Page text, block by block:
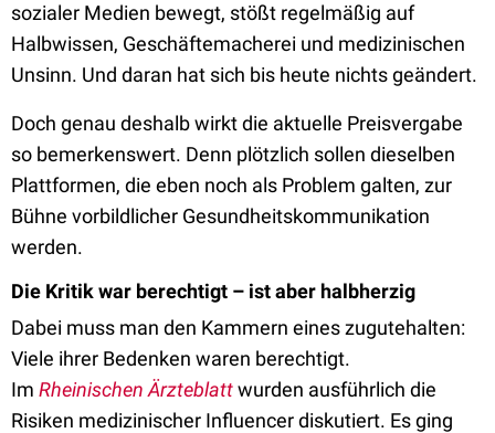
sozialer Medien bewegt, stößt regelmäßig auf
Halbwissen, Geschäftemacherei und medizinischen
Unsinn. Und daran hat sich bis heute nichts geändert.
Doch genau deshalb wirkt die aktuelle Preisvergabe
so bemerkenswert. Denn plötzlich sollen dieselben
Plattformen, die eben noch als Problem galten, zur
Bühne vorbildlicher Gesundheitskommunikation
werden.
Die Kritik war berechtigt – ist aber halbherzig
Dabei muss man den Kammern eines zugutehalten:
Viele ihrer Bedenken waren berechtigt.
Im Rheinischen Ärzteblattwurden ausführlich die
Risiken medizinischer Influencer diskutiert. Es ging